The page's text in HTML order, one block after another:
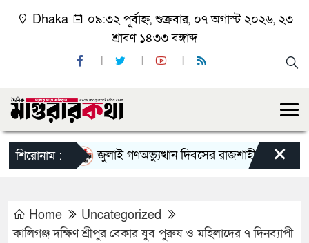
Dhaka
০৯:৩২ পূর্বাহ্ন, শুক্রবার, ০৭ অগাস্ট ২০২৬, ২৩
শ্রাবণ ১৪৩৩ বঙ্গাব্দ
শিরোনাম : জুলাই গণঅভ্যুত্থান দিবসের রাজশাহী মহানগর×
Home
Uncategorized
কালিগঞ্জ দক্ষিণ শ্রীপুর বেকার যুব পুরুষ ও মহিলাদের ৭ দিনব্যাপী